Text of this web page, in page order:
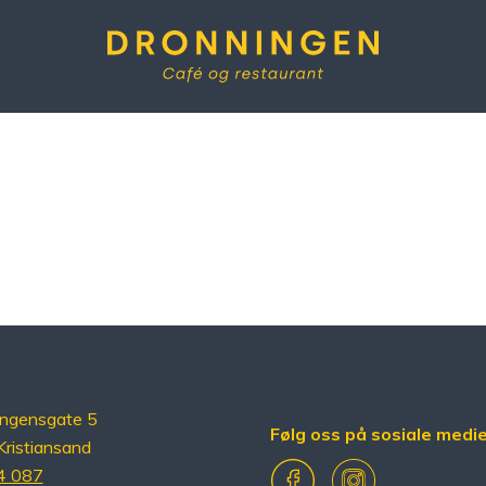
Dronningen
5
087
Følg oss på sosiale
FacebookInstagram